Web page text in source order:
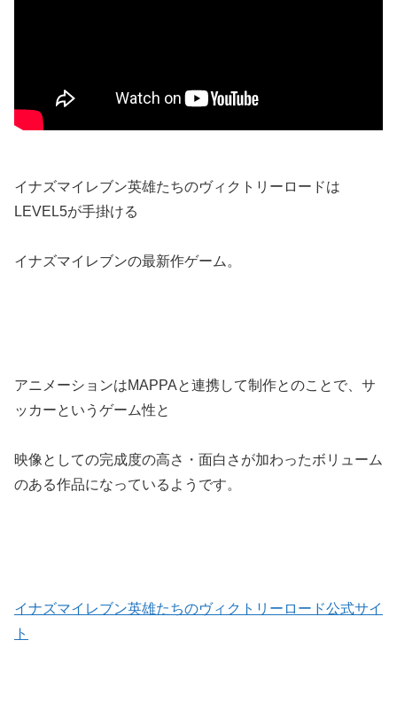
イナズマイレブン英雄たちのヴィクトリーロードは
LEVEL5が手掛ける
イナズマイレブンの最新作ゲーム。
アニメーションはMAPPAと連携して制作とのことで、サ
ッカーというゲーム性と
映像としての完成度の高さ・面白さが加わったボリューム
のある作品になっているようです。
イナズマイレブン英雄たちのヴィクトリーロード公式サイ
ト